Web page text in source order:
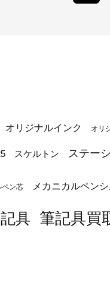
オリジナルインク オリ
スケルトン ステー
ペン芯 メカニカルペン
具 筆記具買